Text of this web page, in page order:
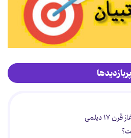
پربازدیدها
دیلمی